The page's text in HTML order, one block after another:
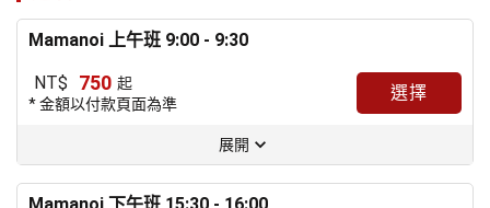
Mamanoi 上午班 9:00 - 9:30
NT$ 750 起
* 金額以付款頁面為準
選擇
展開